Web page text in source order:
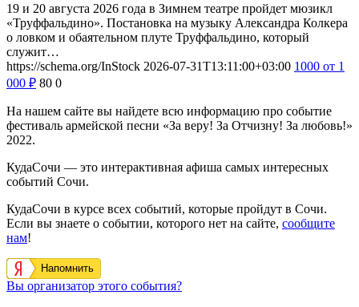
19 и 20 августа 2026 года в Зимнем театре пройдет мюзикл
«Труффальдино». Постановка на музыку Александра Колкера
о ловком и обаятельном плуте Труффальдино, который
служит…
https://schema.org/InStock 2026-07-31T13:11:00+03:00 1000 от 1
000 ₽ 80 0
На нашем сайте вы найдете всю информацию про событие
фестиваль армейской песни «За веру! За Отчизну! За любовь!»
2022.
КудаСочи — это интерактивная афиша самых интересных
событий Сочи.
КудаСочи в курсе всех событий, которые пройдут в Сочи.
Если вы знаете о событии, которого нет на сайте, сообщите
нам!
Напомнить
Вы организатор этого события?